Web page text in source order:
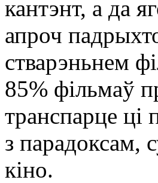
кантэнт, а да
апроч
стварэньнем
85% фільмаў
транспарце
з парадоксам,
кіно.